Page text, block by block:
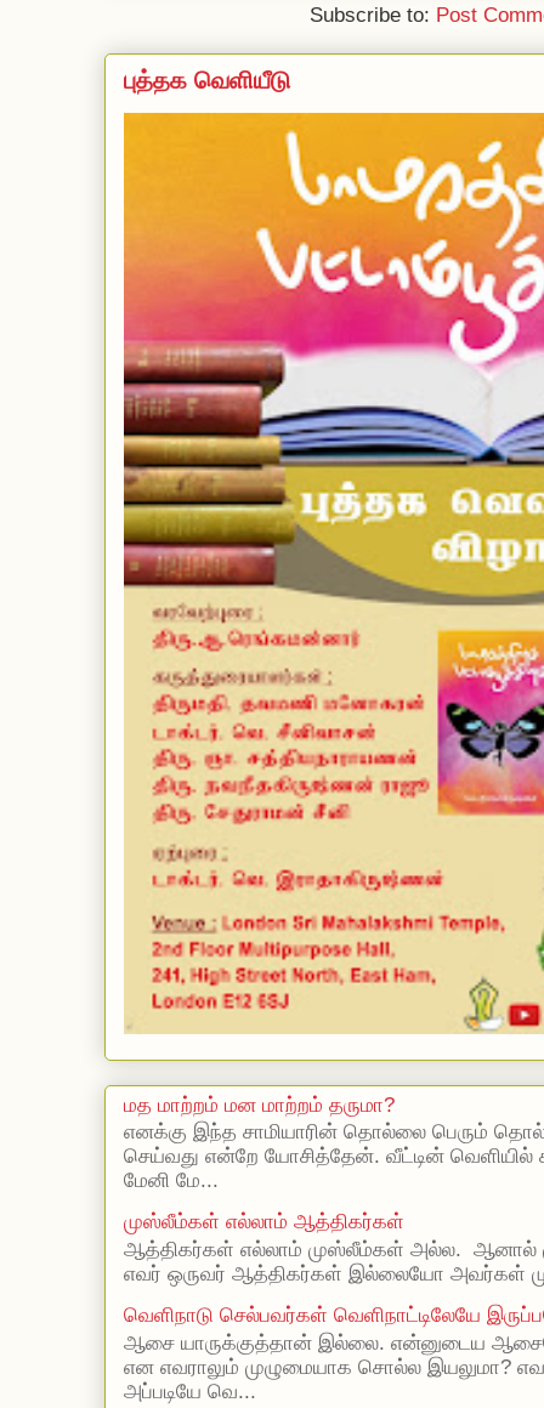
Subscribe to: Post
புத்தக வெளியீடு
மத மாற்றம் மன மாற்றம் தருமா?
எனக்கு இந்த சாமியாரின் தொல்லை பெரும்
செய்வது என்றே யோசித்தேன். வீட்டின்
மேனி மே...
முஸ்லீம்கள் எல்லாம் ஆத்திகர்கள்
ஆத்திகர்கள் எல்லாம் முஸ்லீம்கள் அல்ல. ஆனால்
எவர் ஒருவர் ஆத்திகர்கள் இல்லையோ அவர்கள்
வெளிநாடு செல்பவர்கள் வெளிநாட்டிலேயே
ஆசை யாருக்குத்தான் இல்லை. என்னுடைய
என எவராலும் முழுமையாக சொல்ல இயலுமா?
அப்படியே வெ...